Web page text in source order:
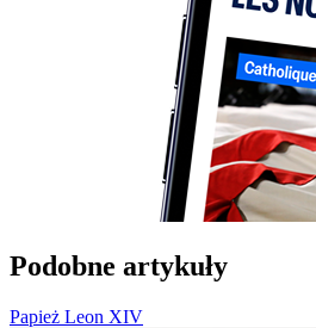
Podobne artykuły
Papież Leon XIV